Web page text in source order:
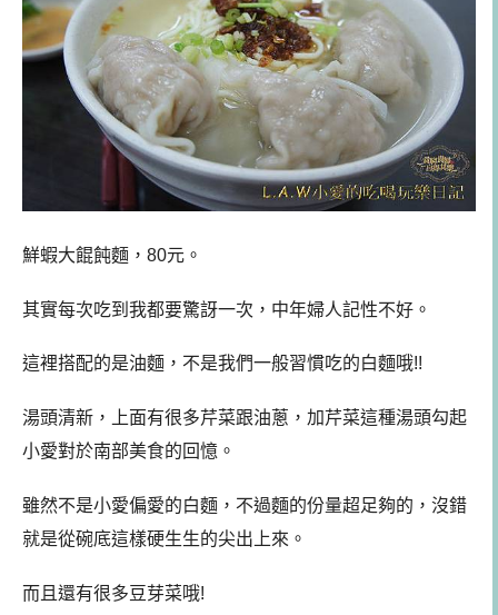
鮮蝦大餛飩麵，80元。
其實每次吃到我都要驚訝一次， 中年婦人記性不好。
這裡搭配的是油麵，不是我們一般習慣吃的白麵哦!!
湯頭清新，上面有很多芹菜跟油蔥，加芹菜這種湯頭勾起
小愛對於南部美食的回憶。
雖然不是小愛偏愛的白麵，不過麵的份量超足夠的，沒錯
就是從碗底這樣硬生生的尖出上來。
而且還有很多豆芽菜哦!